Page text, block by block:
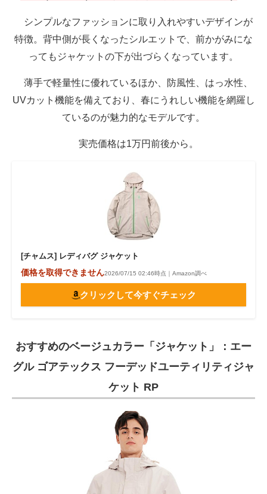
シンプルなファッションに取り入れやすいデザインが
特徴。背中側が長くなったシルエットで、前かがみにな
ってもジャケットの下が出づらくなっています。
薄手で軽量性に優れているほか、防風性、はっ水性、
UVカット機能を備えており、春にうれしい機能を網羅し
ているのが魅力的なモデルです。
実売価格は1万円前後から。
[チャムス] レディバグ ジャケット
価格を取得できません2026/07/15 02:46時点｜Amazon調べ
クリックして今すぐチェック
おすすめのベージュカラー「ジャケット」：エー
グル ゴアテックス フーデッドユーティリティジャ
ケット RP